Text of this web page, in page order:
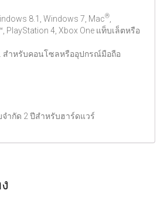
8.1, Windows 7, Mac®
PlayStation 4, Xbox One แท็บเล็ตหรือ
. สำหรับคอนโซลหรืออุปกรณ์มือถือ
ำกัด 2 ปีสำหรับฮาร์ดแวร์